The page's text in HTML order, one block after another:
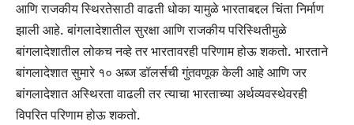
आणि राजकीय स्थिरतेसाठी वाढती धोका यामुळे भारताबद्दल चिंता निर्माण
झाली आहे. बांगलादेशातील सुरक्षा आणि राजकीय परिस्थितीमुळे
बांगलादेशातील लोकच नव्हे तर भारतावरही परिणाम होऊ शकतो. भारताने
बांगलादेशात सुमारे १० अब्ज डॉलर्सची गुंतवणूक केली आहे आणि जर
बांगलादेशात अस्थिरता वाढली तर त्याचा भारताच्या अर्थव्यवस्थेवरही
विपरित परिणाम होऊ शकतो.